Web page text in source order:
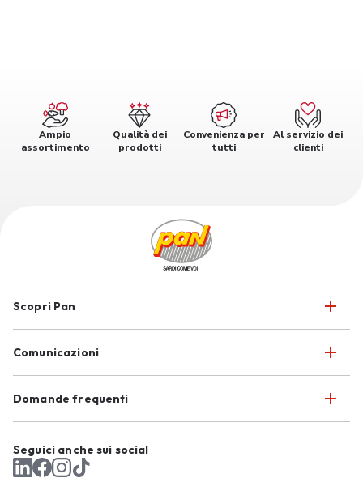
Ampio
assortimento
Qualità dei
prodotti
Convenienza per
tutti
Al servizio dei
clienti
Scopri Pan
Comunicazioni
Domande frequenti
Seguici anche sui social